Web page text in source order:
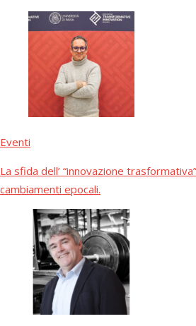
Eventi
La sfida dell’ “innovazione
cambiamenti epocali.